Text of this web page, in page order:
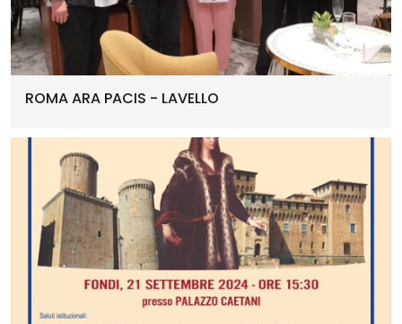
ROMA ARA PACIS - LAVELLO